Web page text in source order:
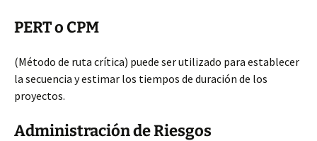
PERT o CPM
(Método de ruta crítica) puede ser utilizado para establecer
la secuencia y estimar los tiempos de duración de los
proyectos.
Administración de Riesgos